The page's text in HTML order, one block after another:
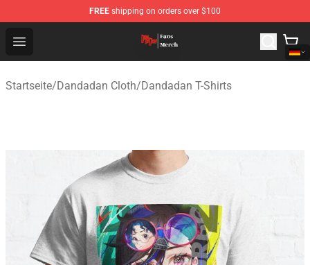
FREE shipping on orders over $100
Open menu
Dandadan Shop - Official Dandadan Merchandise Store
Startseite/Dandadan Cloth/Dandadan T-Shirts